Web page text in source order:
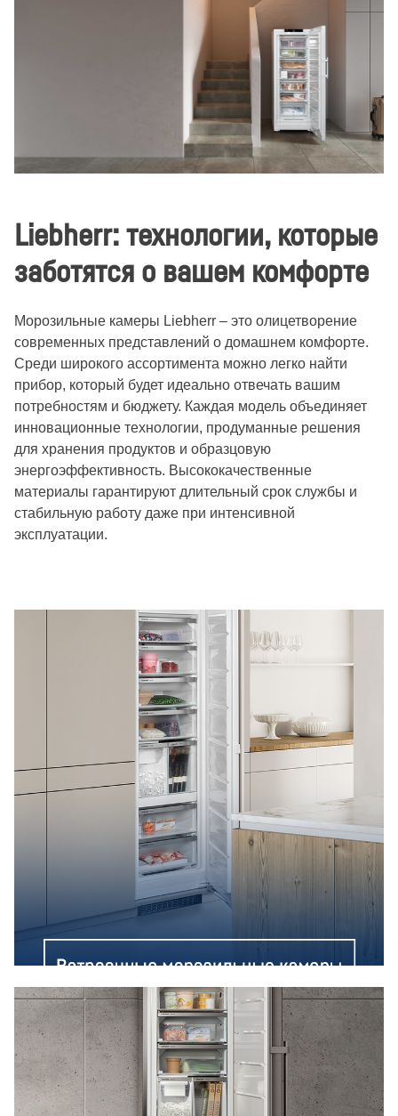
Liebherr: технологии, которые
заботятся о вашем комфорте
Морозильные камеры Liebherr – это олицетворение
современных представлений о домашнем комфорте.
Среди широкого ассортимента можно легко найти
прибор, который будет идеально отвечать вашим
потребностям и бюджету. Каждая модель объединяет
инновационные технологии, продуманные решения
для хранения продуктов и образцовую
энергоэффективность. Высококачественные
материалы гарантируют длительный срок службы и
стабильную работу даже при интенсивной
эксплуатации.